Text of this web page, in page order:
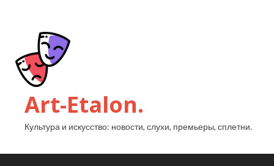
Art-Etalon.
Культура и искусство: новости, слухи, премьеры, сплетни.